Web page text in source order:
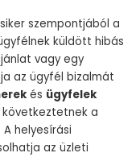
szempontjából a
küldött hibás
vagy egy
az ügyfél bizalmát
és ügyfelek
következtetnek a
helyesírási
az üzleti